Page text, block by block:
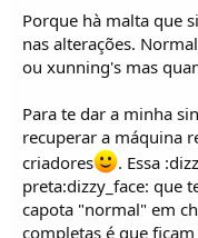
Porque hà malta que
nas alterações.
ou xunning's mas
Para te dar a minha
recuperar a máquina
criadores
. Essa
preta:dizzy_face: que
capota "normal" em
completas é que